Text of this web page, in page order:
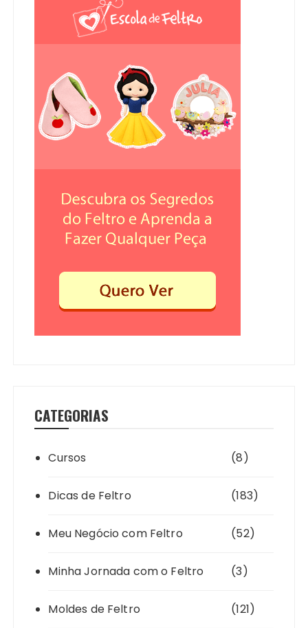
CATEGORIAS
Cursos (8)
Dicas de Feltro (183)
Meu Negócio com Feltro (52)
Minha Jornada com o Feltro (3)
Moldes de Feltro (121)